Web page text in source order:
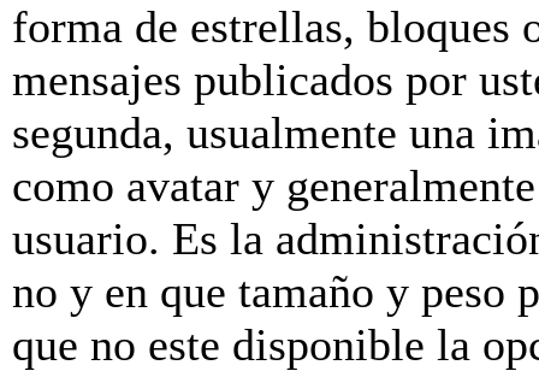
forma de estrellas, bloques
mensajes publicados por
segunda, usualmente una
como avatar y
usuario. Es la
no y en que tamaño y peso
que no este disponible la